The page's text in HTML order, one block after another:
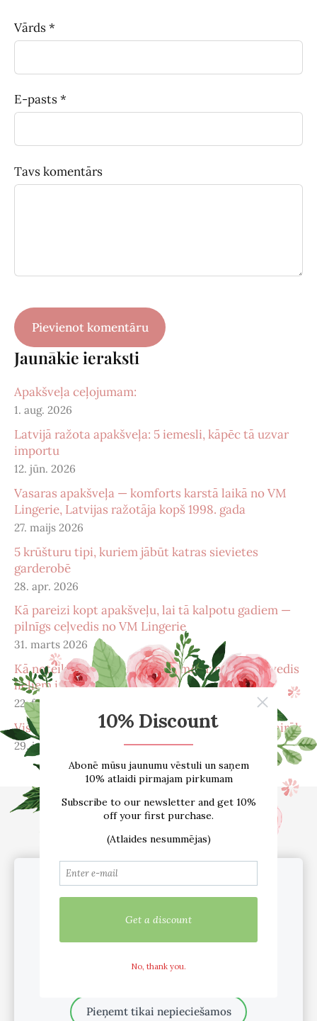
Jaunākie ieraksti
Apakšveļa ceļojumam:
1. aug. 2026
Latvijā ražota apakšveļa: 5 iemesli, kāpēc tā uzvar
importu
12. jūn. 2026
Vasaras apakšveļa — komforts karstā laikā no VM
Lingerie, Latvijas ražotāja kopš 1998. gada
27. maijs 2026
5 krūšturu tipi, kuriem jābūt katras sievietes
garderobē
28. apr. 2026
Kā pareizi kopt apakšveļu, lai tā kalpotu gadiem —
pilnīgs ceļvedis no VM Lingerie
31. marts 2026
Kā noteikt pareizu krūštura izmēru: pilnīgs ceļvedis
lieliem izmēriem
22. febr. 2026
Viss, ko vēlējies zināt par menopauzi – un pat vairāk
29. janv. 2026
Vārds *
E-pasts *
Tavs komentārs
E-VEIKALS
Par mums
Atsauksmes
Blogs
Izmēru tabula
Kontakti
Piegāde
Noteikumi
pakalpojuma uzlabošanai.
Pieņemt visus
Pieņemt tikai nepieciešamos